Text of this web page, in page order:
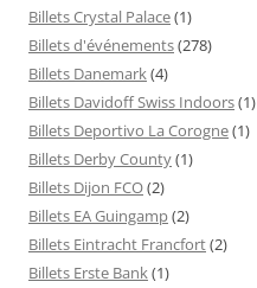
Billets Crystal Palace(1)
Billets d'événements(278)
Billets Danemark(4)
Billets Davidoff Swiss Indoors(1)
Billets Deportivo La Corogne(1)
Billets Derby County(1)
Billets Dijon FCO(2)
Billets EA Guingamp(2)
Billets Eintracht Francfort(2)
Billets Erste Bank(1)